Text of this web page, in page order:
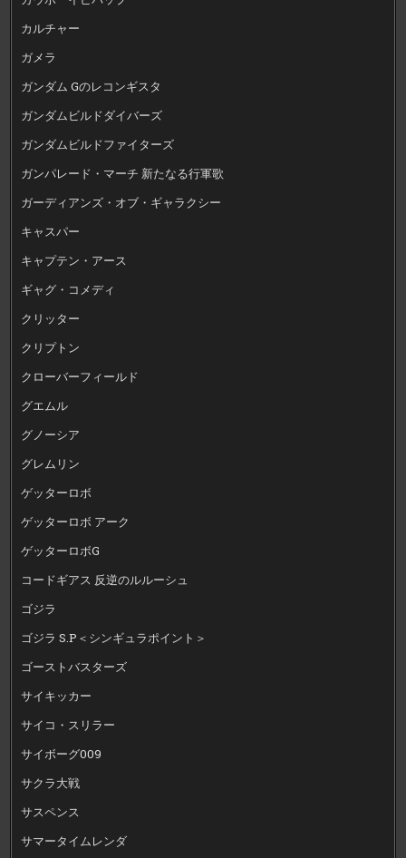
カルチャー
ガメラ
ガンダム Gのレコンギスタ
ガンダムビルドダイバーズ
ガンダムビルドファイターズ
ガンパレード・マーチ 新たなる行軍歌
ガーディアンズ・オブ・ギャラクシー
キャスパー
キャプテン・アース
ギャグ・コメディ
クリッター
クリプトン
クローバーフィールド
グエムル
グノーシア
グレムリン
ゲッターロボ
ゲッターロボ アーク
ゲッターロボG
コードギアス 反逆のルルーシュ
ゴジラ
ゴジラ S.P＜シンギュラポイント＞
ゴーストバスターズ
サイキッカー
サイコ・スリラー
サイボーグ009
サクラ大戦
サスペンス
サマータイムレンダ